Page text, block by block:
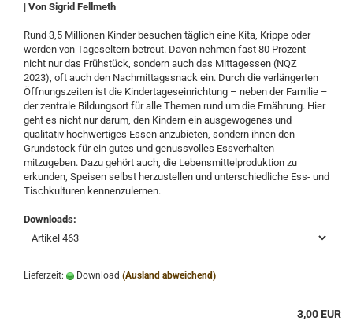
| Von Sigrid Fellmeth
Rund 3,5 Millionen Kinder besuchen täglich eine Kita, Krippe oder
werden von Tageseltern betreut. Davon nehmen fast 80 Prozent
nicht nur das Frühstück, sondern auch das Mittagessen (NQZ
2023), oft auch den Nachmittagssnack ein. Durch die verlängerten
Öffnungszeiten ist die Kindertageseinrichtung – neben der Familie –
der zentrale Bildungsort für alle Themen rund um die Ernährung. Hier
geht es nicht nur darum, den Kindern ein ausgewogenes und
qualitativ hochwertiges Essen anzubieten, sondern ihnen den
Grundstock für ein gutes und genussvolles Essverhalten
mitzugeben. Dazu gehört auch, die Lebensmittelproduktion zu
erkunden, Speisen selbst herzustellen und unterschiedliche Ess- und
Tischkulturen kennenzulernen.
Downloads:
Lieferzeit: Download (Ausland abweichend)
3,00 EUR